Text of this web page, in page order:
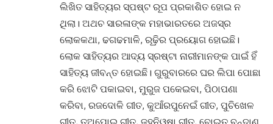
ଲିଖିତ ସାହିତ୍ୟର ସ୍ପଷ୍ଟ ରୂପ ପ୍ରକାଶିତ ହୋଇ ନ
ଥିଲା। ଅଥଚ ସାରଳାଙ୍କ ମହାଭାରତରେ ଅଜସ୍ର
ଲୋକକଥା, ଢଗଢମାଳି, ରୂଢ଼ିର ପ୍ରୟୋଗ ହୋଇଛି।
ଲୋକ ସାହିତ୍ୟର ଆଦ୍ୟ ସ୍ରଷ୍ଟା ନାରୀମାନଙ୍କ ପାଇଁ ହିଁ
ସାହିତ୍ୟ ଜୀବନ୍ତ ହୋଇଛି। ଗୁରୁବାରରେ ଘର ଲିପା ପୋଛା
କରି ଝୋଟି ପକାଇବା, ମୁରୁଜ ପକେଇବା, ପିଠାପଣା
କରିବା, ରଜଦୋଳି ଗୀତ, କୁଆଁରପୁନେଇଁ ଗୀତ, ପୁଚିଖେଳ